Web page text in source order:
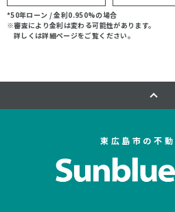
*50年ローン / 金利0.950%の場合
※審査により金利は変わる可能性があります。
詳しくは詳細ページをご覧ください。
東広島市の不